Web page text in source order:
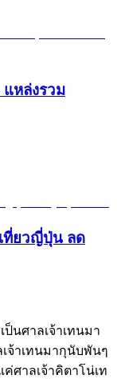
หล่งรวม
ที่ยวญี่ปุ่น ลด
ป็นศาลเจ้าเทนมา
จ้าเทนมากุนับพันๆ
ค่ศาลเจ้าคิตาโน่เท